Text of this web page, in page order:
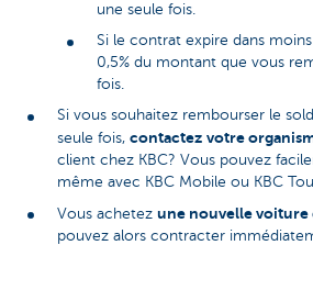
une seule fois.
Si le contrat expire dans
0,5% du montant que vous
fois.
Si vous souhaitez rembourser le
seule fois, contactez votre
client chez KBC? Vous pouvez
même avec KBC Mobile ou KBC
Vous achetez une nouvelle voiture
pouvez alors contracter